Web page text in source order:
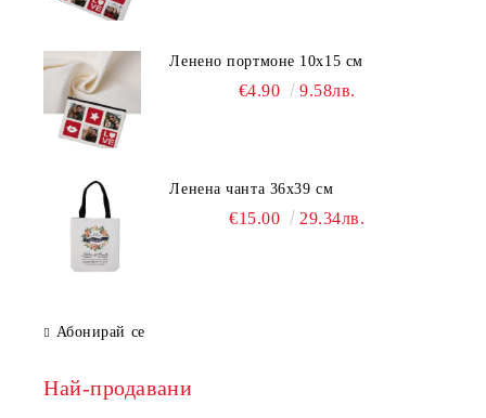
Ленено портмоне 10х15 см
€4.90 9.58лв.
Ленена чанта 36х39 см
€15.00 29.34лв.
Абонирай се
Най-продавани